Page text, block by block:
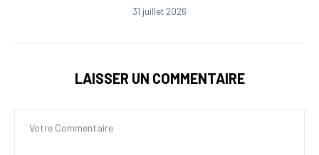
31 juillet 2026
LAISSER UN COMMENTAIRE